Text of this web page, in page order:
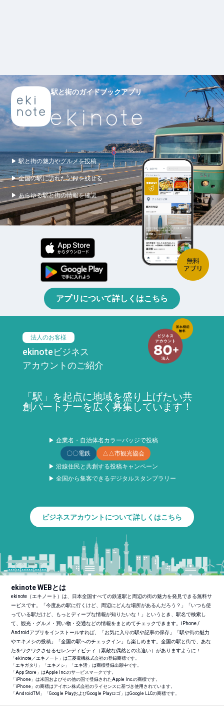
駅と街のガイドブックアプリ
▶ 駅と街の魅力やグルメを投稿
▶ 全国の駅に訪れた記録を残せる
▶ あらゆる駅と街の情報を確認
アプリについて詳しくはこちら
法人のお客様
ekinoteビジネス
アカウントのご紹介
「駅」を起点に地域を盛り上げたい共
創パートナーを広く募集しています！
▶ 企業名・自治体名カラーバッジで投稿
〇〇電鉄
△△市観光協会
▶ 沿線住民と共創する投稿キャンペーン
▶ 全国から集客できるデジタルスタンプラリー
ビジネスアカウントについて詳しくはこちら
ekinote WEBとは
ekinote（エキノート）は、日本全国すべての鉄道駅と周辺の街の魅力を発見できる無料サ
ービスです。「今度あの駅に行くけど、周辺にどんな場所があるんだろう？」「いつも使
っている駅だけど、もっとディープな情報が知りたいな！」というとき、駅名で検索し
て、観光・グルメ・買い物・交通などの情報をまとめてチェックできます。iPhone /
Androidアプリをインストールすれば、「お気に入りの駅や記事の保存」「駅や街の魅力
やエキメシの投稿」「全国の駅へのチェックイン」も楽しめます。全国の駅と街で、あな
たをワクワクさせるセレンディピティ（素敵な偶然との出逢い）がありますように！
「ekinote／エキノート」は三菱電機株式会社の登録商標です。
「エキガタリ」「エキメシ」「エキ活」は商標登録出願中です。
「App Store」はApple Inc.のサービスマークです。
「iPhone」は米国およびその他の国で登録されたApple Inc.の商標です。
「iPhone」の商標はアイホン株式会社のライセンスに基づき使用されています。
「AndroidTM 」「Google PlayおよびGoogle Playロゴ」はGoogle LLCの商標です。